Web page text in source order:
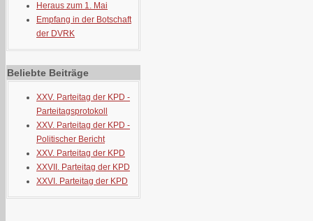
Heraus zum 1. Mai
Empfang in der Botschaft
der DVRK
Beliebte Beiträge
XXV. Parteitag der KPD -
Parteitagsprotokoll
XXV. Parteitag der KPD -
Politischer Bericht
XXV. Parteitag der KPD
XXVII. Parteitag der KPD
XXVI. Parteitag der KPD